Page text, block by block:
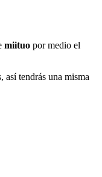
miituo por medio el
así tendrás una misma